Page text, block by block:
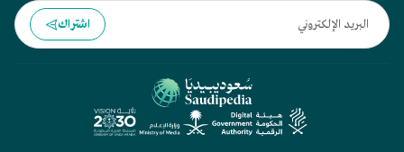
اشتراك